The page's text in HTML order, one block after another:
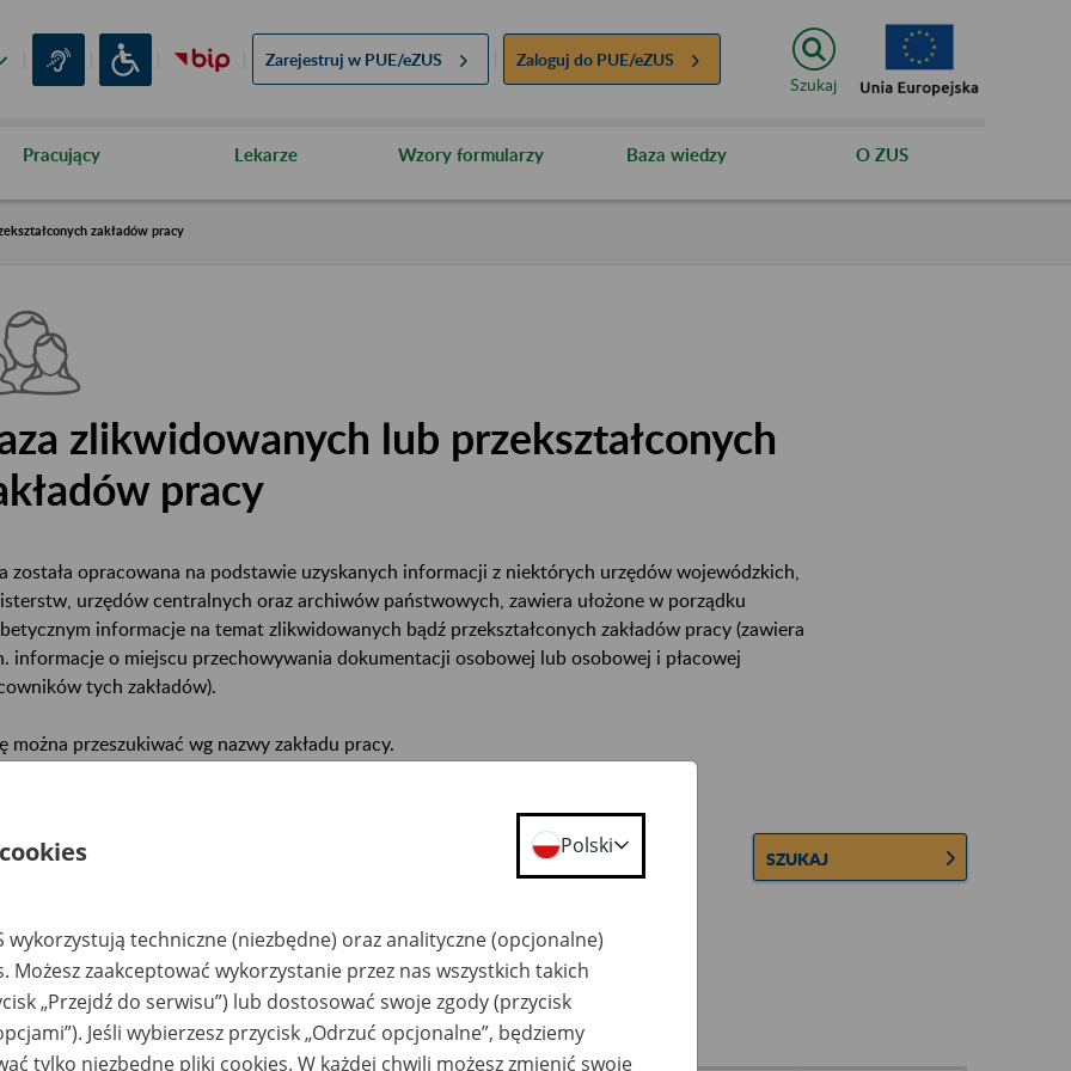
Zarejestruj w PUE/eZUS Zaloguj do PUE/eZUS
Szukaj
Pracujący Lekarze Wzory formularzy Baza wiedzy O ZUS
zakładów pracy
zlikwidowanych lub przekształconych
pracy
została opracowana na podstawie uzyskanych informacji z niektórych urzędów wojewódzkich,
urzędów centralnych oraz archiwów państwowych, zawiera ułożone w porządku
informacje na temat zlikwidowanych bądź przekształconych zakładów pracy (zawiera
informacje o miejscu przechowywania dokumentacji osobowej lub osobowej i płacowej
tych zakładów).
można przeszukiwać wg nazwy zakładu pracy.
zakładu pracy: SZUKAJ
Ukryj wszystkie pozycje bazy
Polski
wykorzystują techniczne (niezbędne) oraz analityczne (opcjonalne)
Możesz zaakceptować wykorzystanie przez nas wszystkich takich
„Przejdź do serwisu”) lub dostosować swoje zgody (przycisk
Jeśli wybierzesz przycisk „Odrzuć opcjonalne”, będziemy
tylko niezbędne pliki cookies. W każdej chwili możesz zmienić swoje